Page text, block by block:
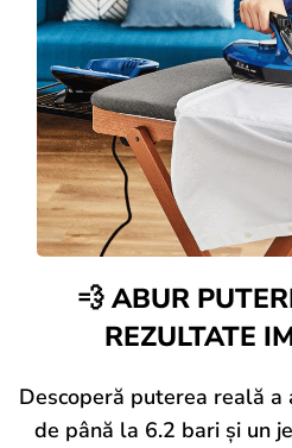
💨 ABUR
REZULTATE
Descoperă puterea reală a
de până la 6.2 bari și un